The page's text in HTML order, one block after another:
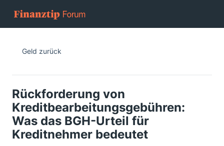
Geld zurück
Rückforderung von
Kreditbearbeitungsgebühren:
Was das BGH-Urteil für
Kreditnehmer bedeutet